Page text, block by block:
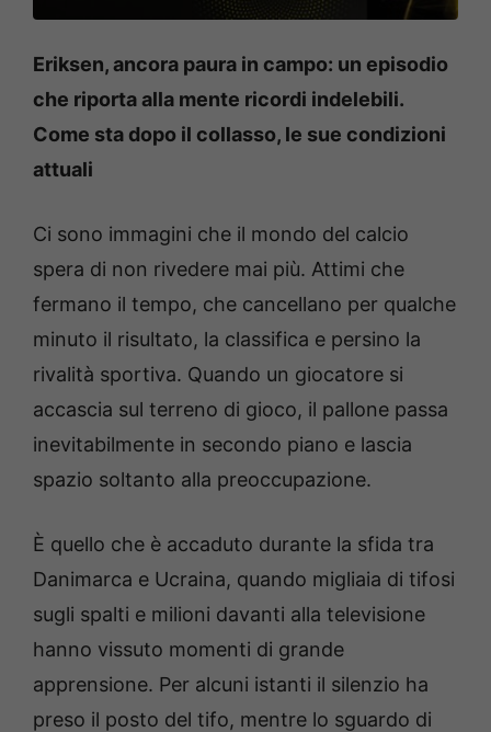
Eriksen, ancora paura in campo: un episodio
che riporta alla mente ricordi indelebili.
Come sta dopo il collasso, le sue condizioni
attuali
Ci sono immagini che il mondo del calcio
spera di non rivedere mai più. Attimi che
fermano il tempo, che cancellano per qualche
minuto il risultato, la classifica e persino la
rivalità sportiva. Quando un giocatore si
accascia sul terreno di gioco, il pallone passa
inevitabilmente in secondo piano e lascia
spazio soltanto alla preoccupazione.
È quello che è accaduto durante la sfida tra
Danimarca e Ucraina, quando migliaia di tifosi
sugli spalti e milioni davanti alla televisione
hanno vissuto momenti di grande
apprensione. Per alcuni istanti il silenzio ha
preso il posto del tifo, mentre lo sguardo di